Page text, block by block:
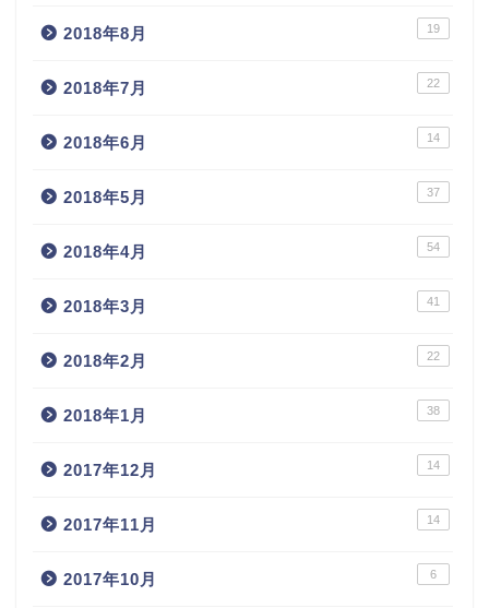
2018年8月 19
2018年7月 22
2018年6月 14
2018年5月 37
2018年4月 54
2018年3月 41
2018年2月 22
2018年1月 38
2017年12月 14
2017年11月 14
2017年10月 6